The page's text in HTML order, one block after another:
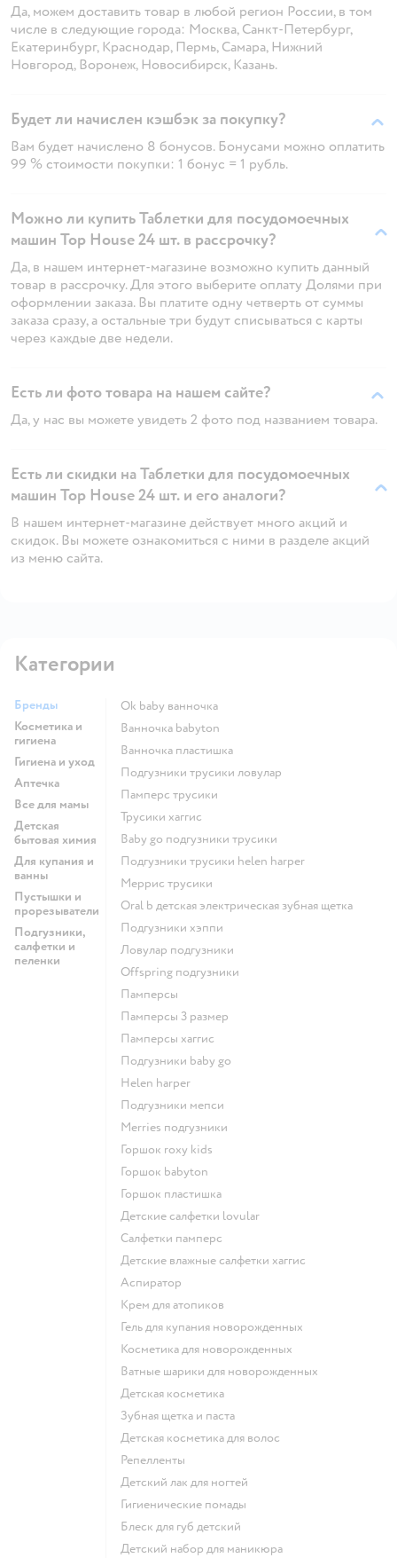
Да, можем доставить товар в любой регион России, в том
числе в следующие города: Москва, Санкт-Петербург,
Екатеринбург, Краснодар, Пермь, Самара, Нижний
Новгород, Воронеж, Новосибирск, Казань.
Будет ли начислен кэшбэк за покупку?
Вам будет начислено 8 бонусов. Бонусами можно оплатить
99 % стоимости покупки: 1 бонус = 1 рубль.
Можно ли купить Таблетки для посудомоечных
машин Top House 24 шт. в рассрочку?
Да, в нашем интернет-магазине возможно купить данный
товар в рассрочку. Для этого выберите оплату Долями при
оформлении заказа. Вы платите одну четверть от суммы
заказа сразу, а остальные три будут списываться с карты
через каждые две недели.
Есть ли фото товара на нашем сайте?
Да, у нас вы можете увидеть 2 фото под названием товара.
Есть ли скидки на Таблетки для посудомоечных
машин Top House 24 шт. и его аналоги?
В нашем интернет-магазине действует много акций и
скидок. Вы можете ознакомиться с ними в разделе акций
из меню сайта.
Категории
Бренды
Косметика и
гигиена
Гигиена и уход
Аптечка
Все для мамы
Детская
бытовая химия
Для купания и
ванны
Пустышки и
прорезыватели
Подгузники,
салфетки и
пеленки
ok baby ванночка
ванночка babyton
ванночка пластишка
подгузники трусики ловулар
памперс трусики
трусики хаггис
baby go подгузники трусики
подгузники трусики helen harper
меррис трусики
oral b детская электрическая зубная щетка
подгузники хэппи
ловулар подгузники
offspring подгузники
памперсы
памперсы 3 размер
памперсы хаггис
подгузники baby go
helen harper
подгузники мепси
merries подгузники
горшок roxy kids
горшок babyton
горшок пластишка
детские салфетки lovular
салфетки памперс
детские влажные салфетки хаггис
аспиратор
крем для атопиков
гель для купания новорожденных
косметика для новорожденных
ватные шарики для новорожденных
детская косметика
зубная щетка и паста
детская косметика для волос
репелленты
детский лак для ногтей
гигиенические помады
блеск для губ детский
детский набор для маникюра